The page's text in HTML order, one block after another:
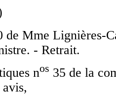
de Mme Lignières-
- Retrait.
nos 35 de la